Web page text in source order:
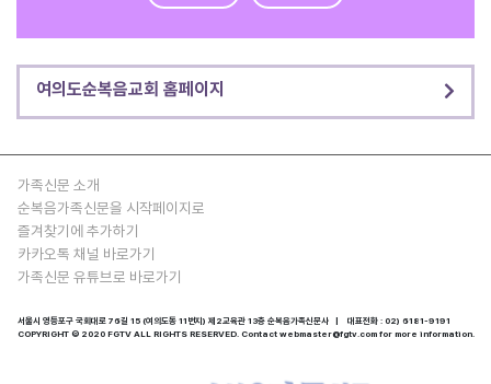
여의도순복음교회 홈페이지
가족신문 소개
순복음가족신문을 시작페이지로
즐겨찾기에 추가하기
카카오톡 채널 바로가기
가족신문 유튜브로 바로가기
서울시 영등포구 국회대로 76길 15 (여의도동 11번지) 제2교육관 13층 순복음가족신문사 | 대표전화 : 02) 6181-9191
COPYRIGHT © 2020 FGTV ALL RIGHTS RESERVED. Contact webmaster@fgtv.com for more information.